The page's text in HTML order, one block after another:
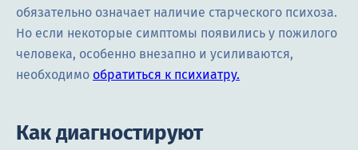
обязательно означает наличие старческого психоза.
Но если некоторые симптомы появились у пожилого
человека, особенно внезапно и усиливаются,
необходимо обратиться к психиатру.
Как диагностируют